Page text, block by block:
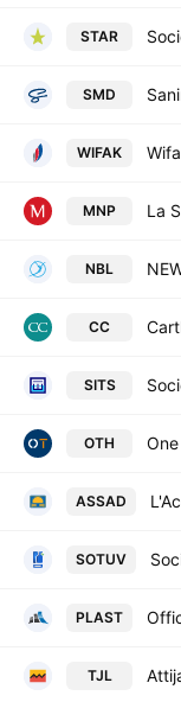
STAR
SMD
WIFAK
MNP
NBL
CC
SITS
OTH
ASSAD
SOTUV
PLAST
TJL